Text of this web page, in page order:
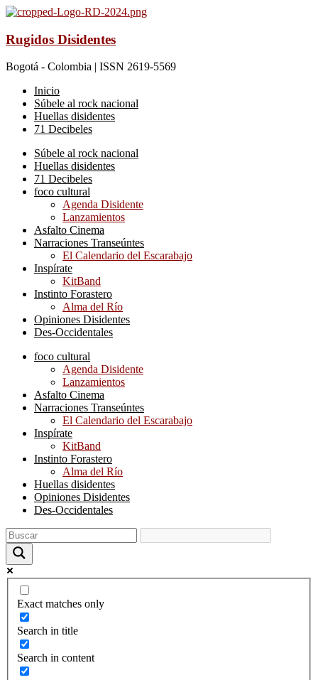
Rugidos Disidentes
Bogotá - Colombia | ISSN 2619-5569
Inicio
Súbele al rock nacional
Huellas disidentes
71 Decibeles
Súbele al rock nacional
Huellas disidentes
71 Decibeles
foco cultural
Agenda Disidente
Lanzamientos
Asfalto Cinema
Narraciones Transeúntes
El Calendario del Escarabajo
Inspírate
KitBand
Instinto Forastero
Alma del Río
Opiniones Disidentes
Des-Occidentales
foco cultural
Agenda Disidente
Lanzamientos
Asfalto Cinema
Narraciones Transeúntes
El Calendario del Escarabajo
Inspírate
KitBand
Instinto Forastero
Alma del Río
Huellas disidentes
Opiniones Disidentes
Des-Occidentales
Exact matches only
Search in title
Search in content